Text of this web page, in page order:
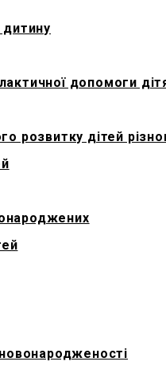
дитину
допомоги
розвитку дітей
новонародженості